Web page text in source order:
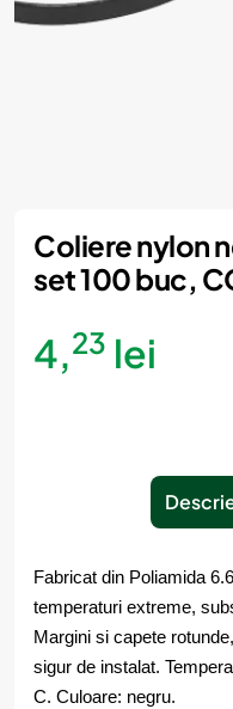
Coliere nylon
set 100 buc,
4,23 lei
Fabricat din Poliamida
temperaturi extreme,
Margini si capete
sigur de instalat.
C. Culoare: negru.